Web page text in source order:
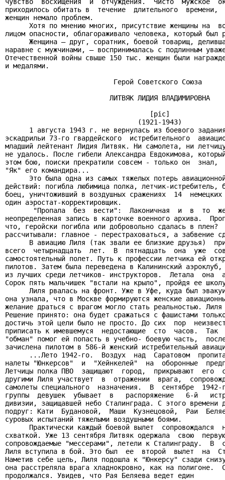
приходилось обитать в  течение  длительного  времени,
женщин немало проблем.
Хотя по мнению многих, присутствие женщины на
лицом опасности, облагораживало человека, который был
Женщина — друг, соратник, боевой товарищ,
наравне с мужчинами, — воспринималась с подлинным
Отечественной войны свыше 150 тыс. женщин были
и медалями.
                           Герой Советского Союза
                          ЛИТВЯК ЛИДИЯ ВЛАДИМИРОВНА
                                    [pic]
                                 (1921-1943)
1 августа 1943 г. не вернулась из боевого
эскадрильи 73-го гвардейского  истребительного
младший лейтенант Лидия Литвяк. Ни самолета, ни
не удалось. После гибели Александра Евдокимова,
этом бою, поиски прекратили совсем - только он
"Як" его командира...
Это была одна из самых тяжелых потерь
действий: погибла любимица полка, летчик-истребитель,
боец, уничтоживший в воздушных сражениях  14
один аэростат-корректировщик.
"Пропала  без  вести":  Лаконичная  и  в  то
неопределенная запись в карточке военного архива.
что, геройски погибла или добровольно сдалась в
рассчитывали: главное - перестраховаться, а забвение
В авиацию Лиля (так звали ее близкие друзья)
всего  четырнадцать  лет.  В  пятнадцать  она  уже
самостоятельный полет. Путь к профессии летчика ей
пилотов. Затем была переведена в Калининский
из лучших среди летчиков- инструкторов.  Летала  она
Сорок пять мальчишек "встали на крыло", пройдя ее
Лиля рвалась на фронт. Уже в Уфе, куда был
она узнала, что в Москве формируются женские
желание драться с врагом могло стать реальностью.
Решение принято: она будет сражаться с фашистами
достичь этой цели было не просто. До сих  пор
приписать к имевшемуся  недостающие  сто  часов.
"обман" помог ей попасть в учебно- боевую часть,
зачислена пилотом в 586-й женский истребительный
...Лето 1942-го.  Воздух  над  Саратовом
налеты "Юнкерсов"  и  "Хейнкелей"  на  оборонные
Летчицы полка ПВО  защищают  город,  прикрывают  его
другими Лиля участвует  в  отражении  врага,
самолеты специального  назначения.  В  сентябре
группы  девушек  убывает  в   распоряжение   6-й
дивизии, защищавшей небо Сталинграда. С этого
подруг: Кати  Будановой,  Маши  Кузнецовой,  Раи
суровых испытаний тяжелыми воздушными боями.
Практически каждый боевой вылет  сопровождался
схваткой. Уже 13 сентября Литвяк одержала  свою
сопровождаемые "мессерами", летели к Сталинграду.  В
Лиля вступила в бой. Это был  ее  второй  вылет  на
Наметив себе цель, Лиля подошла к "Юнкерсу" сзади
она расстреляла врага хладнокровно, как на
продолжался. Увидев, что Рая Беляева ведет един